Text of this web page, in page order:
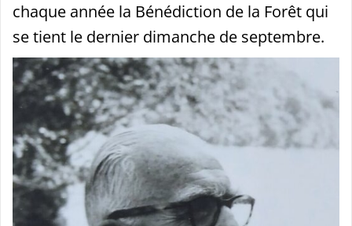
chaque année la Bénédiction de la Forêt qui
se tient le dernier dimanche de septembre.